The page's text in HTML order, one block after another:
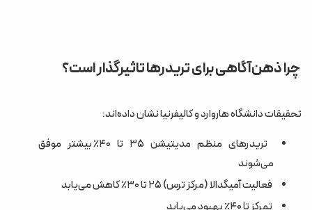
تحقیقات دانشگاه هاروارد و کالیفرنیا نشان داده‌اند:
تریدرهای منظم مدیتیشن ۳۵ تا ۴۰٪ بیشتر موفق
می‌شوند